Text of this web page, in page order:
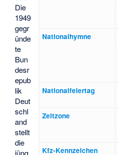
National­hymne
Nationalfeiertag
Zeitzone
Kfz-Kennzeichen
Die
1949
gegr
ünde
te
Bun
desr
epub
lik
Deut
schl
and
stellt
die